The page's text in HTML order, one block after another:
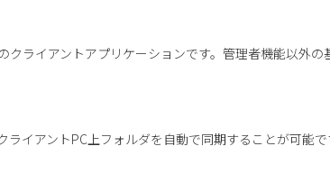
クライアントアプリケーションです。管理者機能以外
ライアントPC上フォルダを自動で同期することが可能で